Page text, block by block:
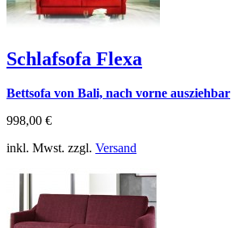
Schlafsofa Flexa
Bettsofa von Bali, nach vorne ausziehbar
998,00 €
inkl. Mwst. zzgl. Versand